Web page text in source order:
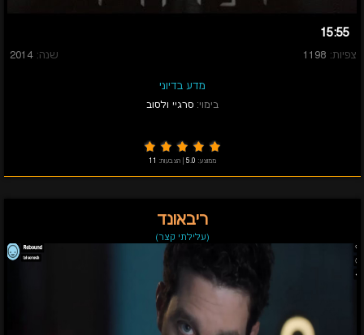
15:55
צפיות: 1198 שנה: 2014
מדע בדיוני
בימוי: סרגיי ולסוב
ממוצע: 5.0
|הצבעות: 11
ריבאונד
(עלילתי קצר)